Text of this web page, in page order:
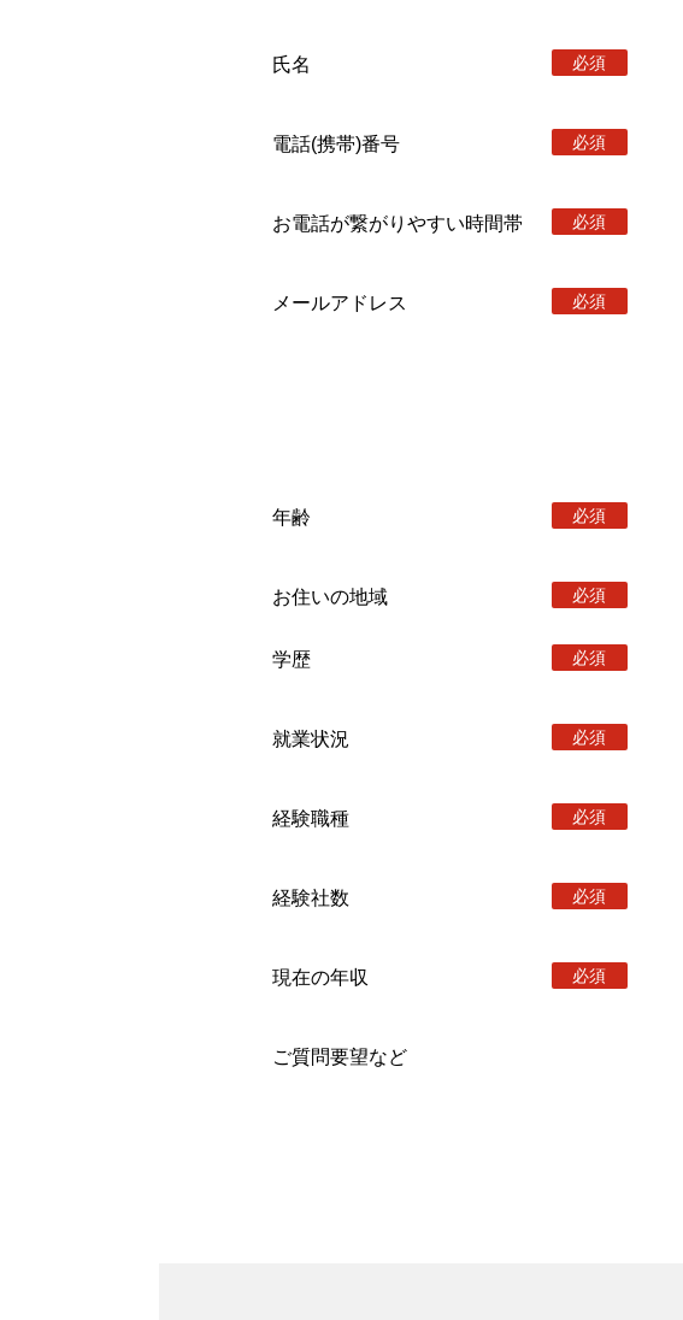
氏名 必須
電話(携帯)番号 必須
お電話が繋がりやすい時間帯 必須
メールアドレス 必須
年齢 必須
お住いの地域 必須
学歴 必須
就業状況 必須
経験職種 必須
経験社数 必須
現在の年収 必須
ご質問要望など